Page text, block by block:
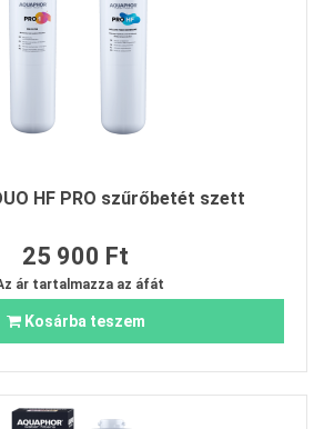
HF PRO szűrőbetét szett
25 900 Ft
ár tartalmazza az áfát
Kosárba teszem